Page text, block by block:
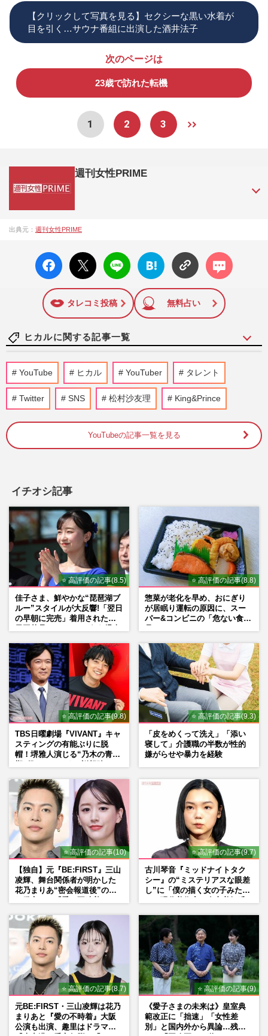
【クリックして写真を見る】セクシーな黒い水着が
目を引く…サウナ番組に出演した酒井法子
次のページは
23歳で訪れた転機
1 2 3
週刊女性PRIME
成27年）1月に開設された主婦と生活社が運営する日本のニュ
陣の執筆記事を配信するほか、女性週刊誌『週刊女性』の誌
面に掲載された記事から、インターネット利用者層にとって
特に関心の高い題材の記事を、WEB向けにリライトして配信
しています！
出典元： 週刊女性PRIME
facebo
ok い
X ポス
ト
LINE
はてな
ブック
に追加
コメン
ト
タレコミ投稿 無料占い
ヒカルに関する記事一覧
安田大サーカス・クロちゃん激レアな辛口
SNS投稿に賞賛相次ぐ《自分がいじられる
側になったら怒って》
週刊女性PRIME
YouTuber・ヒカル、進撃のノアとの結婚
発表で元カノ松村沙友理＆内田理央ファン
内田理央、ヒカルとの交際に「もっと相手
選べばいいのに」ネットは否定的も、120
万円越え“高額時計”のプ…
週刊女性PRIME 2024/8/6
元雨上がり決死隊・宮迫博之のテレビ復帰
告知をチバテレが完全否定、霜降り明星・
粗品にマウント「俺がアメ…
週刊女性PRIME 2024/5/31
神田うの、那須川天心、益若つばさ、ヒカ
ル…『ヘラヘラ三銃士』まりなの結婚式に
集った豪華参列者をキャッ…
週刊女性PRIME 2024/5/19
YouTube ヒカル YouTuber タレント
Twitter SNS 松村沙友理 King&Prince
YouTubeの記事一覧を見る
イチオシ記事
⭐ 高評価の記事(8.5)
佳子さま、鮮やかな“琵琶湖ブ
ルー”スタイルが大反響!「翌日
の早朝に完売」着用された地
⭐ 高評価の記事(8.8)
惣菜が老化を早め、おにぎり
が居眠り運転の原因に、スー
パー&コンビニの「危ない食
⭐ 高評価の記事(9.8)
TBS日曜劇場『VIVANT』キャ
スティングの有能ぶりに脱
帽！堺雅人演じる“乃木の青年
マン長男・櫻井海音だった
⭐ 高評価の記事(9.3)
「皮をめくって洗え」「添い
寝して」介護職の半数が性的
嫌がらせや暴力を経験
⭐ 高評価の記事(10)
【独自】元『BE:FIRST』三山
凌輝、舞台関係者が明かした
花乃まりあ“密会報道後”の呆
⭐ 高評価の記事(9.7)
古川琴音『ミッドナイトタク
シー』の“ミステリアスな眼差
し”に「僕の描く女の子みた
⭐ 高評価の記事(8.7)
元BE:FIRST・三山凌輝は花乃
まりあと『愛の不時着』大阪
公演も出演、趣里はドラマ
⭐ 高評価の記事(9)
《愛子さまの未来は》皇室典
範改正に「拙速」「女性差
別」と国内外から異論…残さ